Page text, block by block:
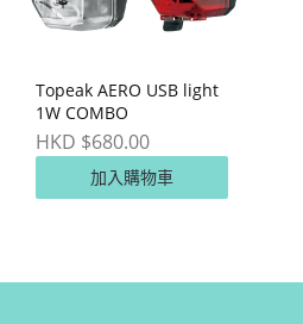
Topeak AERO USB light
1W COMBO
HKD $680.00
加入購物車